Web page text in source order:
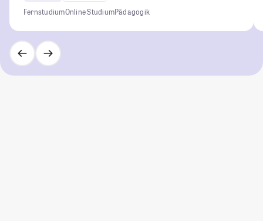
FernstudiumOnline StudiumPädagogik